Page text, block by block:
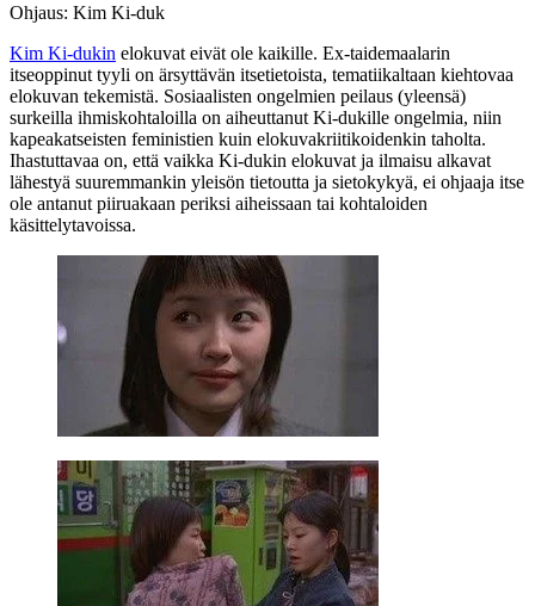
Ohjaus: Kim Ki-duk
Kim Ki‑dukin elokuvat eivät ole kaikille. Ex‑taidemaalarin
itseoppinut tyyli on ärsyttävän itsetietoista, tematiikaltaan kiehtovaa
elokuvan tekemistä. Sosiaalisten ongelmien peilaus (yleensä)
surkeilla ihmiskohtaloilla on aiheuttanut Ki‑dukille ongelmia, niin
kapeakatseisten feministien kuin elokuvakriitikoidenkin taholta.
Ihastuttavaa on, että vaikka Ki‑dukin elokuvat ja ilmaisu alkavat
lähestyä suuremmankin yleisön tietoutta ja sietokykyä, ei ohjaaja itse
ole antanut piiruakaan periksi aiheissaan tai kohtaloiden
käsittelytavoissa.